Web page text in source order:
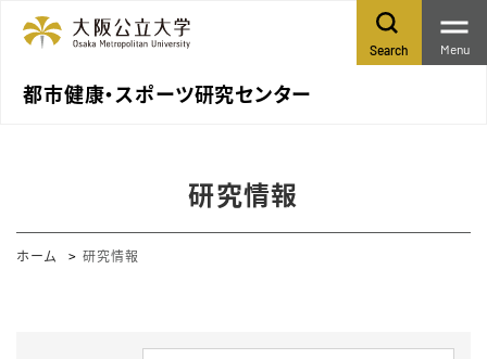
都市健康・スポーツ研究センター
Search Menu
研究情報
ホーム 研究情報